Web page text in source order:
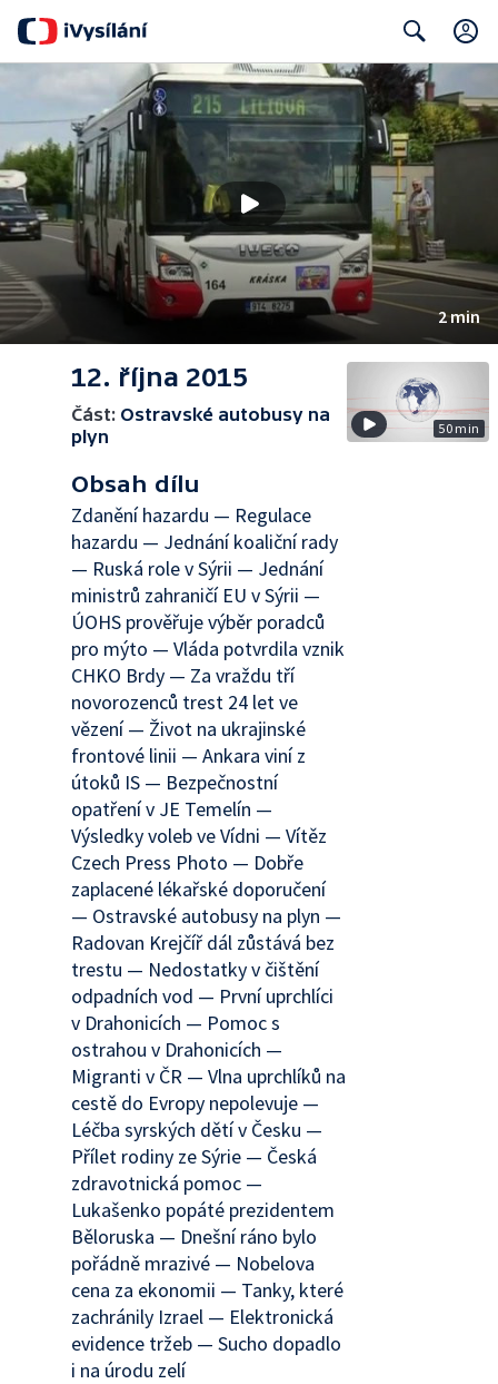
Search
2 min
12. října 2015
Část: Ostravské autobusy na
plyn
Obsah dílu
Zdanění hazardu — Regulace
hazardu — Jednání koaliční rady
— Ruská role v Sýrii — Jednání
ministrů zahraničí EU v Sýrii —
ÚOHS prověřuje výběr poradců
pro mýto — Vláda potvrdila vznik
CHKO Brdy — Za vraždu tří
novorozenců trest 24 let ve
vězení — Život na ukrajinské
frontové linii — Ankara viní z
útoků IS — Bezpečnostní
opatření v JE Temelín —
Výsledky voleb ve Vídni — Vítěz
Czech Press Photo — Dobře
zaplacené lékařské doporučení
— Ostravské autobusy na plyn —
Radovan Krejčíř dál zůstává bez
trestu — Nedostatky v čištění
odpadních vod — První uprchlíci
v Drahonicích — Pomoc s
ostrahou v Drahonicích —
Migranti v ČR — Vlna uprchlíků na
cestě do Evropy nepolevuje —
Léčba syrských dětí v Česku —
Přílet rodiny ze Sýrie — Česká
zdravotnická pomoc —
Lukašenko popáté prezidentem
Běloruska — Dnešní ráno bylo
pořádně mrazivé — Nobelova
cena za ekonomii — Tanky, které
zachránily Izrael — Elektronická
evidence tržeb — Sucho dopadlo
i na úrodu zelí
50 min